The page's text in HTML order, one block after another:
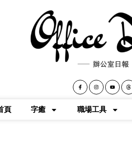
頁 字癒 職場工具